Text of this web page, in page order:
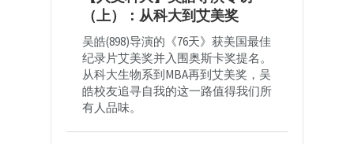
（上）：从科大到艾美奖
吴皓(898)导演的《76天》获美国最佳
纪录片艾美奖并入围奥斯卡奖提名。
从科大生物系到MBA再到艾美奖，吴
皓校友追寻自我的这一路值得我们所
有人品味。